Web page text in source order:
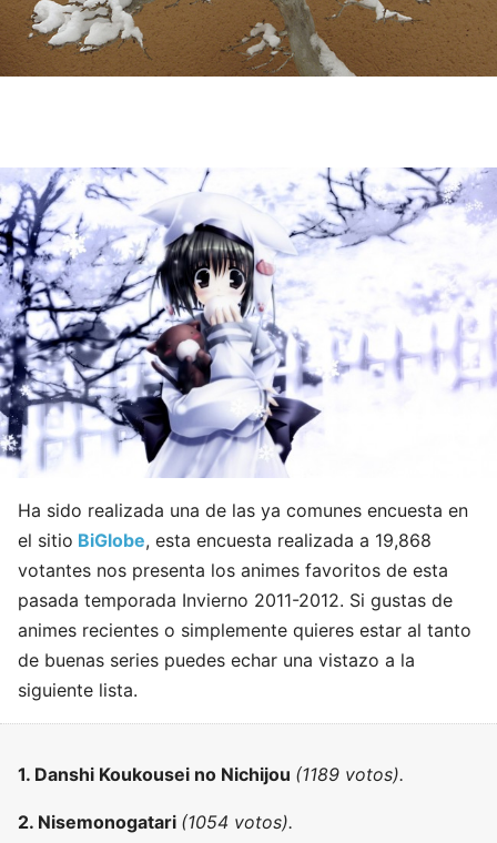
Ha sido realizada una de las ya comunes encuesta en
el sitio BiGlobe, esta encuesta realizada a 19,868
votantes nos presenta los animes favoritos de esta
pasada temporada Invierno 2011-2012. Si gustas de
animes recientes o simplemente quieres estar al tanto
de buenas series puedes echar una vistazo a la
siguiente lista.
1. Danshi Koukousei no Nichijou (1189 votos).
2. Nisemonogatari (1054 votos).